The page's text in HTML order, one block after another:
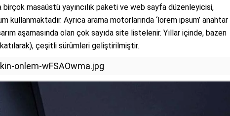
birçok masaüstü yayıncılık paketi ve web sayfa düzenleyicisi,
kullanmaktadır. Ayrıca arama motorlarında ‘lorem ipsum’ anahtar
aşamasında olan çok sayıda site listelenir. Yıllar içinde, bazen
çeşitli sürümleri geliştirilmiştir.
onlem-wFSAOwma.jpg